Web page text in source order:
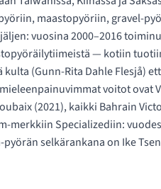
maastopyöriin, gravel-
vuosina 2000–2016
— kotiin
kulta (Gunn-Rita Dahle Flesjå)
voitot ovat
(2021), kaikki Bahrain
merkkiin Specializediin:
selkärankana on Ike